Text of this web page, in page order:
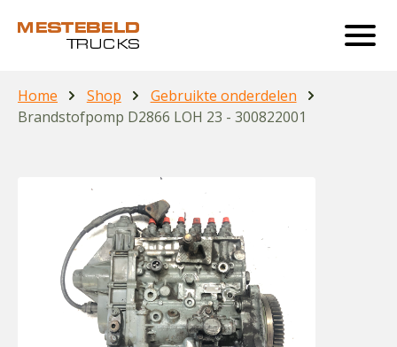
Home Shop
Gebruikte onderdelen
Brandstofpomp D2866 LOH 23 - 300822001